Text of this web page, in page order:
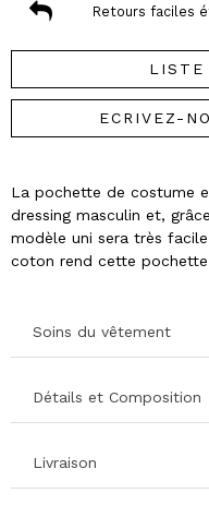
Retours faciles
LISTE
ECRIVEZ-
La pochette de costume
dressing masculin et,
modèle uni sera très
coton rend cette
Soins du vêtement
Détails et Composition
Livraison